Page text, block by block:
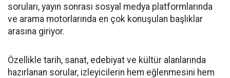
soruları, yayın sonrası sosyal medya platformlarında
ve arama motorlarında en çok konuşulan başlıklar
arasına giriyor.
Özellikle tarih, sanat, edebiyat ve kültür alanlarında
hazırlanan sorular, izleyicilerin hem eğlenmesini hem